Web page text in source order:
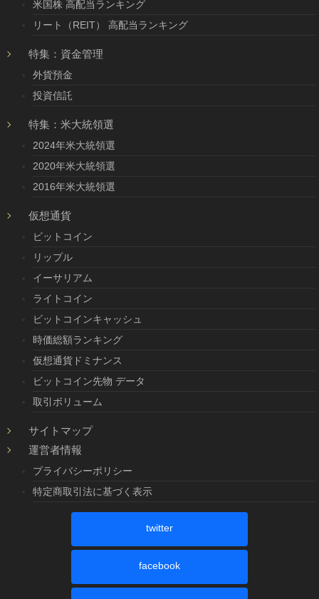
米国株 高配当ランキング
リート（REIT） 高配当ランキング
特集：資金管理
外貨預金
投資信託
特集：米大統領選
2024年米大統領選
2020年米大統領選
2016年米大統領選
仮想通貨
ビットコイン
リップル
イーサリアム
ライトコイン
ビットコインキャッシュ
時価総額ランキング
仮想通貨ドミナンス
ビットコイン先物 データ
取引ボリューム
サイトマップ
運営者情報
プライバシーポリシー
特定商取引法に基づく表示
twitter
facebook